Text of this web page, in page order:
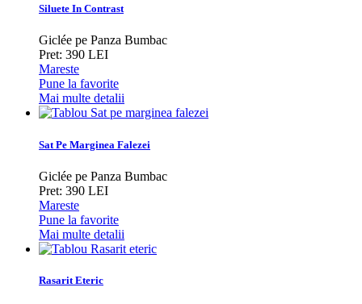
Siluete In Contrast
Giclée pe Panza Bumbac
Pret: 390 LEI
Mareste
Pune la favorite
Mai multe detalii
Sat Pe Marginea Falezei
Giclée pe Panza Bumbac
Pret: 390 LEI
Mareste
Pune la favorite
Mai multe detalii
Rasarit Eteric